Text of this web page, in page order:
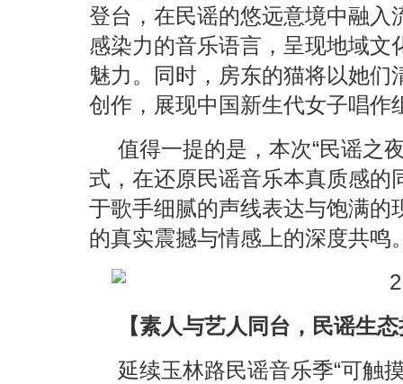
登台，在民谣的悠远意境中融入
感染力的音乐语言，呈现地域文
魅力。同时，房东的猫将以她
创作，展现中国新生代女子唱作
值得一提的是，本次“民谣之
式，在还原民谣音乐本真质感的
于歌手细腻的声线表达与饱满的
的真实震撼与情感上的深度共鸣
【素人与艺人同台，民谣生
延续玉林路民谣音乐季“可触